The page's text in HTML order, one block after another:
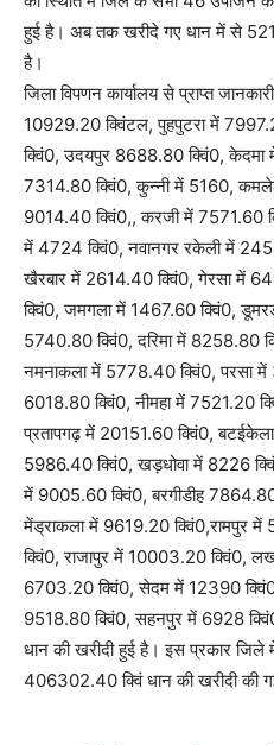
हुई है। अब तक खरीदे गए धान में से
है।
जिला विपणन कार्यालय से प्राप्त
10929.20 क्विंटल, पुहपुटरा में
क्विं0, उदयपुर 8688.80 क्विं0, केदमा
7314.80 क्विं0, कुन्नी में 5160,
9014.40 क्विं0,, करजी में 7571.60
में 4724 क्विं0, नवानगर रकेली में
खैरबार में 2614.40 क्विं0, गेरसा में
क्विं0, जमगला में 1467.60 क्विं0,
5740.80 क्विं0, दरिमा में 8258.80
नमनाकला में 5778.40 क्विं0, परसा में
6018.80 क्विं0, नीमहा में 7521.20
प्रतापगढ़ में 20151.60 क्विं0,
5986.40 क्विं0, खड़धोवा में 8226
में 9005.60 क्विं0, बरगीडीह
मेंड्राकला में 9619.20 क्विं0,रामपुर
क्विं0, राजापुर में 10003.20 क्विं0,
6703.20 क्विं0, सेदम में 12390
9518.80 क्विं0, सहनपुर में 6928
धान की खरीदी हुई है। इस प्रकार जिले
406302.40 क्विं धान की खरीदी की